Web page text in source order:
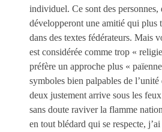
individuel. Ce sont des personnes,
développeront une amitié qui plus
dans des textes fédérateurs. Mais
est considérée comme trop «
préfère un approche plus «
symboles bien palpables de l’unité
deux justement arrive sous les
sans doute raviver la flamme
en tout blédard qui se respecte,